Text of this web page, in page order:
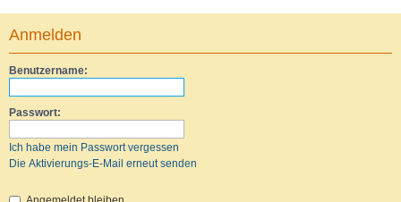
Anmelden
Benutzername:
Passwort:
Ich habe mein Passwort vergessen
Die Aktivierungs-E-Mail erneut senden